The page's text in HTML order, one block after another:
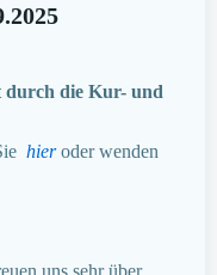
durch die Kur- und
hieroder wenden
uns sehr über